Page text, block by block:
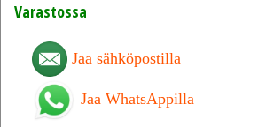
Varastossa
Jaa sähköpostilla
Jaa WhatsAppilla